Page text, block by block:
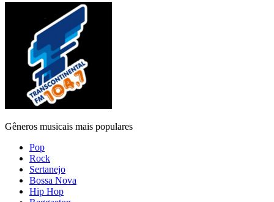
Gêneros musicais mais populares
Pop
Rock
Sertanejo
Bossa Nova
Hip Hop